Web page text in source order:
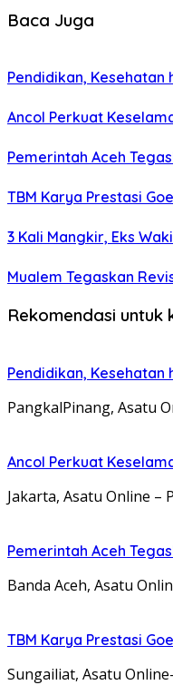
Baca Juga
Pendidikan, Kesehatan
Ancol Perkuat
Pemerintah Aceh
TBM Karya Prestasi
3 Kali Mangkir, Eks
Mualem Tegaskan
Rekomendasi untuk
Pendidikan, Kesehatan
PangkalPinang, Asatu
Ancol Perkuat
Jakarta, Asatu Online –
Pemerintah Aceh
Banda Aceh, Asatu
TBM Karya Prestasi
Sungailiat, Asatu